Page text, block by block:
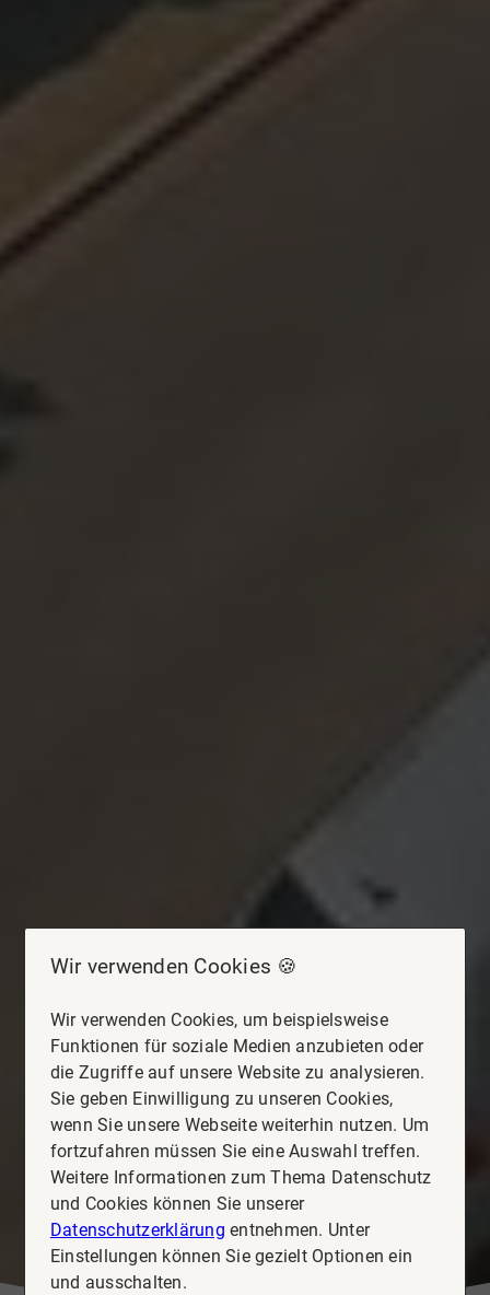
Wir verwenden Cookies 🍪
Wir verwenden Cookies, um beispielsweise
Funktionen für soziale Medien anzubieten oder
die Zugriffe auf unsere Website zu analysieren.
Sie geben Einwilligung zu unseren Cookies,
wenn Sie unsere Webseite weiterhin nutzen. Um
fortzufahren müssen Sie eine Auswahl treffen.
Weitere Informationen zum Thema Datenschutz
und Cookies können Sie unserer
Datenschutzerklärung entnehmen. Unter
Einstellungen können Sie gezielt Optionen ein
und ausschalten.